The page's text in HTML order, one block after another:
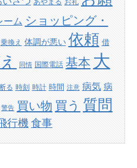
ーム ショッピング・
乗換え 体調が悪い 依頼 借
同情 国際電話 基本 大
る 時刻 時計 時間 注意 病気 病
警告 買い物 買う 質問
行機 食事